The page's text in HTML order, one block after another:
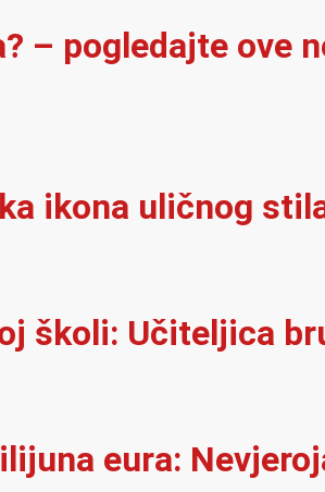
– pogledajte ove
ikona uličnog
školi: Učiteljica
eura: